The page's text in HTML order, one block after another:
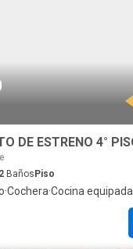
2 Baños Piso
·Cochera·Cocina equipada